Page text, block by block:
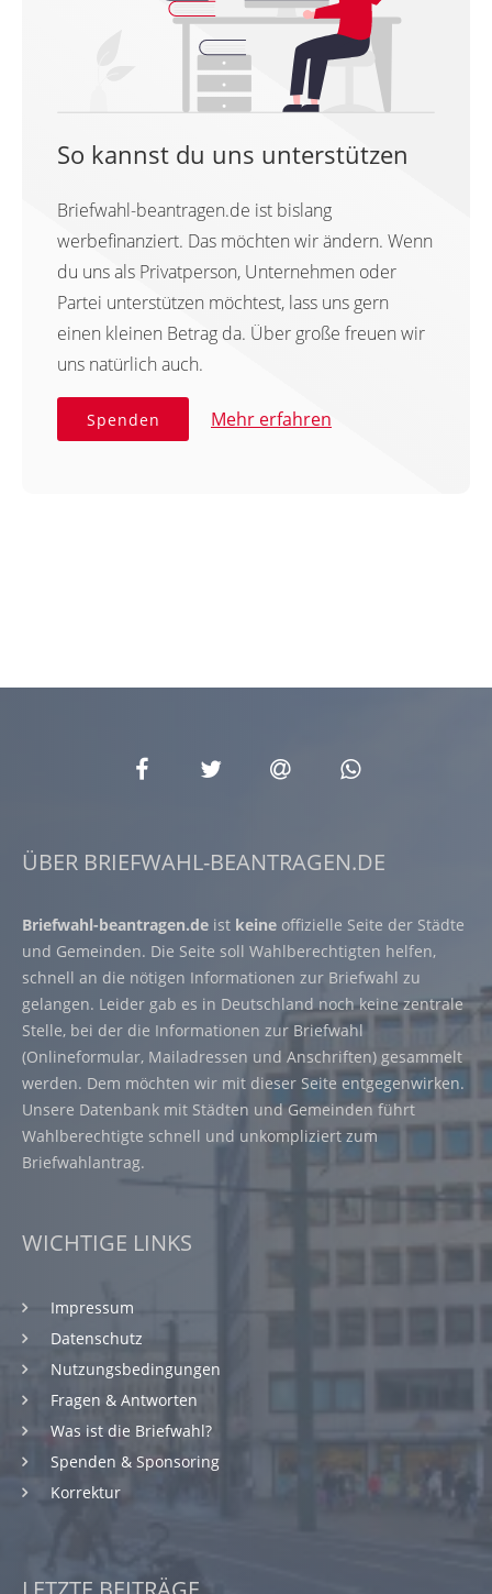
So kannst du uns unterstützen
Briefwahl-beantragen.de ist bislang
werbefinanziert. Das möchten wir ändern. Wenn
du uns als Privatperson, Unternehmen oder
Partei unterstützen möchtest, lass uns gern
einen kleinen Betrag da. Über große freuen wir
uns natürlich auch.
Spenden Mehr erfahren
ÜBER BRIEFWAHL-BEANTRAGEN.DE
Briefwahl-beantragen.de ist keine offizielle Seite der Städte
und Gemeinden. Die Seite soll Wahlberechtigten helfen,
schnell an die nötigen Informationen zur Briefwahl zu
gelangen. Leider gab es in Deutschland noch keine zentrale
Stelle, bei der die Informationen zur Briefwahl
(Onlineformular, Mailadressen und Anschriften) gesammelt
werden. Dem möchten wir mit dieser Seite entgegenwirken.
Unsere Datenbank mit Städten und Gemeinden führt
Wahlberechtigte schnell und unkompliziert zum
Briefwahlantrag.
WICHTIGE LINKS
Impressum
Datenschutz
Nutzungsbedingungen
Fragen & Antworten
Was ist die Briefwahl?
Spenden & Sponsoring
Korrektur